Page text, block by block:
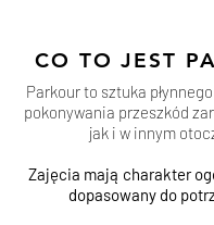
CO TO JEST
Parkour to sztuka
pokonywania przeszkód
jak i w innym
Zajęcia mają charakter
dopasowany do